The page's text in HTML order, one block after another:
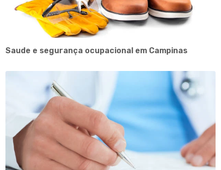
Saude e segurança ocupacional em Campinas